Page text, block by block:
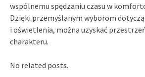
wspólnemu spędzaniu czasu w
Dzięki przemyślanym wyborom
i oświetlenia, można uzyskać
charakteru.
No related posts.